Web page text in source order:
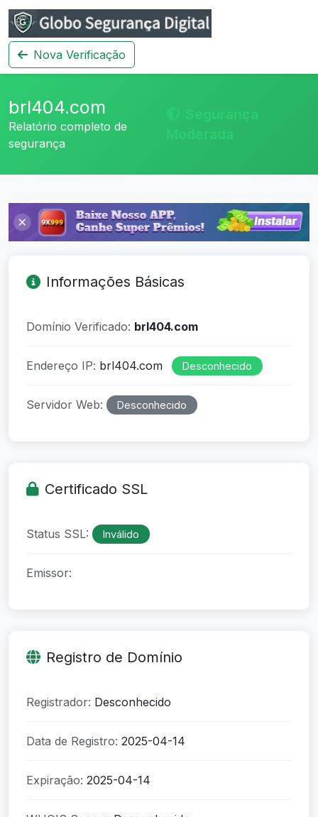
Nova Verificação
brl404.com
Relatório completo de
segurança
Informações Básicas
Domínio Verificado: brl404.com
Endereço IP: brl404.com Desconhecido
Servidor Web: Desconhecido
Certificado SSL
Status SSL: Inválido
Emissor:
Registro de Domínio
Registrador: Desconhecido
Data de Registro: 2025-04-14
Expiração: 2025-04-14